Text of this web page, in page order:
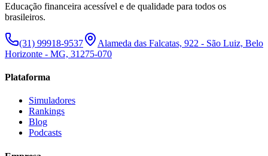
Educação financeira acessível e de qualidade para todos os
brasileiros.
(31) 99918-9537
Alameda das Falcatas, 922 - São Luiz, Belo
Horizonte - MG, 31275-070
Plataforma
Simuladores
Rankings
Blog
Podcasts